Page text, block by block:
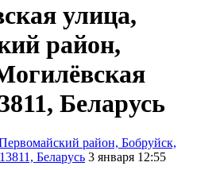
улица,
район,
Беларусь
район, Бобруйск,
Беларусь 3 января 12:55